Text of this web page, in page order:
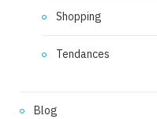
Shopping
Tendances
Blog